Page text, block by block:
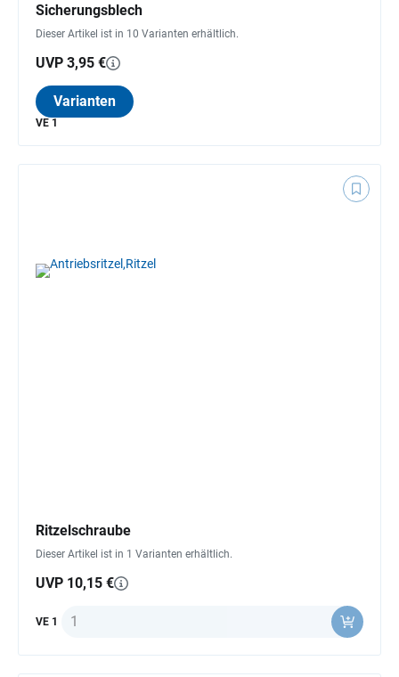
Sicherungsblech
Dieser Artikel ist in 10 Varianten erhältlich.
UVP 3,95 €
Varianten
VE 1
Ritzelschraube
Dieser Artikel ist in 1 Varianten erhältlich.
UVP 10,15 €
VE 1 Anzahl